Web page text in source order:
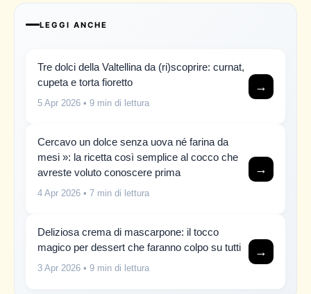
LEGGI ANCHE
Tre dolci della Valtellina da (ri)scoprire: curnat,
cupeta e torta fioretto
5 Apr 2026 • 9 min di lettura
→
Cercavo un dolce senza uova né farina da
mesi »: la ricetta così semplice al cocco che
avreste voluto conoscere prima
4 Apr 2026 • 7 min di lettura
→
Deliziosa crema di mascarpone: il tocco
magico per dessert che faranno colpo su tutti
3 Apr 2026 • 9 min di lettura
→